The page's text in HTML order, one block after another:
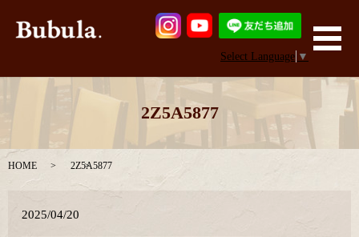
Select Language ▼
メ
2Z5A5877
HOME 2Z5A5877
2025/04/20